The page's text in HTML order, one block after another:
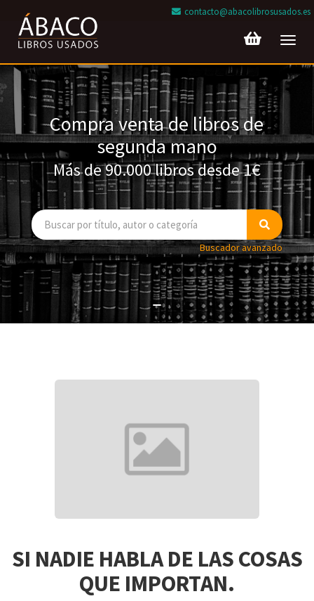
contacto@abacolibrosusados.es
Compra venta de libros de
segunda mano
Más de 90.000 libros desde 1€
Buscador avanzado
SI NADIE HABLA DE LAS COSAS
QUE IMPORTAN.